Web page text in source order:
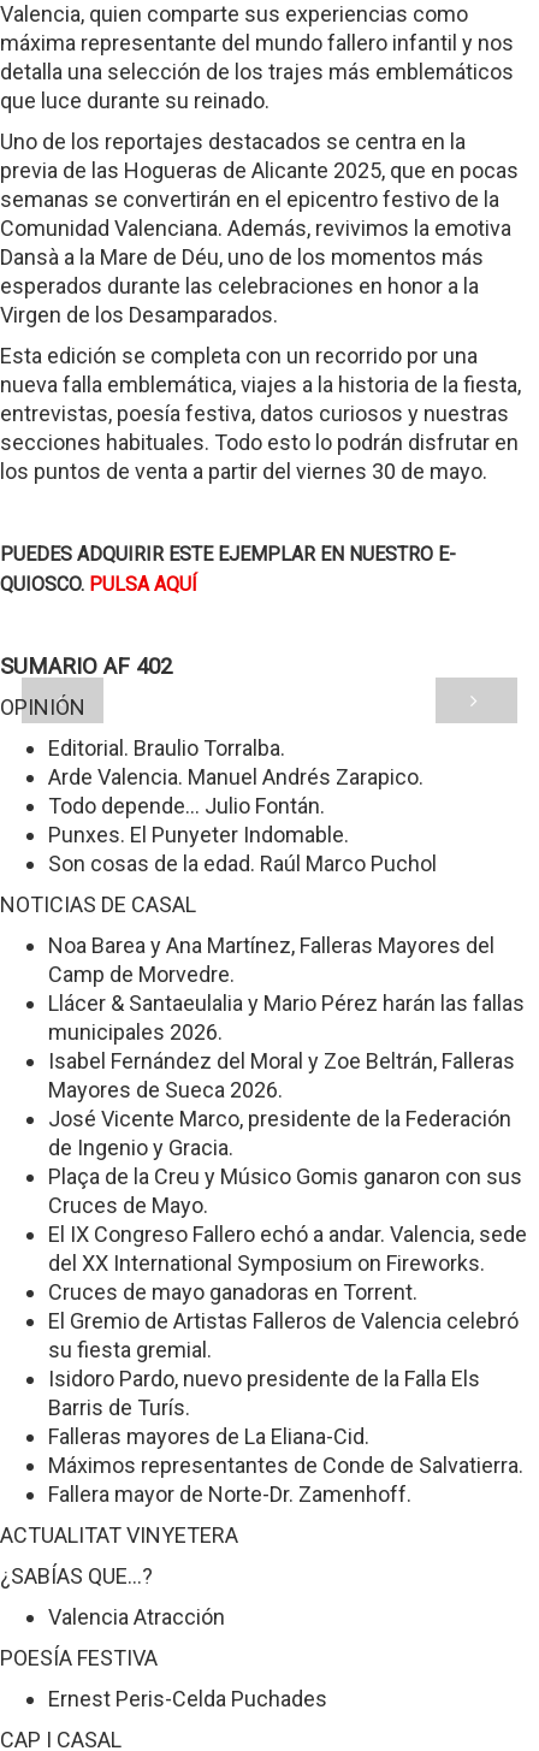
Valencia, quien comparte sus experiencias como
máxima representante del mundo fallero infantil y nos
detalla una selección de los trajes más emblemáticos
que luce durante su reinado.
Uno de los reportajes destacados se centra en la
previa de las Hogueras de Alicante 2025, que en pocas
semanas se convertirán en el epicentro festivo de la
Comunidad Valenciana. Además, revivimos la emotiva
Dansà a la Mare de Déu, uno de los momentos más
esperados durante las celebraciones en honor a la
Virgen de los Desamparados.
Esta edición se completa con un recorrido por una
nueva falla emblemática, viajes a la historia de la fiesta,
entrevistas, poesía festiva, datos curiosos y nuestras
secciones habituales. Todo esto lo podrán disfrutar en
los puntos de venta a partir del viernes 30 de mayo.
PUEDES ADQUIRIR ESTE EJEMPLAR EN NUESTRO E-
QUIOSCO. PULSA AQUÍ
SUMARIO AF 402
OPINIÓN
Editorial. Braulio Torralba.
Arde Valencia. Manuel Andrés Zarapico.
Todo depende... Julio Fontán.
Punxes. El Punyeter Indomable.
Son cosas de la edad. Raúl Marco Puchol
NOTICIAS DE CASAL
Noa Barea y Ana Martínez, Falleras Mayores del
Camp de Morvedre.
Llácer & Santaeulalia y Mario Pérez harán las fallas
municipales 2026.
Isabel Fernández del Moral y Zoe Beltrán, Falleras
Mayores de Sueca 2026.
José Vicente Marco, presidente de la Federación
de Ingenio y Gracia.
Plaça de la Creu y Músico Gomis ganaron con sus
Cruces de Mayo.
El IX Congreso Fallero echó a andar. Valencia, sede
del XX International Symposium on Fireworks.
Cruces de mayo ganadoras en Torrent.
El Gremio de Artistas Falleros de Valencia celebró
su fiesta gremial.
Isidoro Pardo, nuevo presidente de la Falla Els
Barris de Turís.
Falleras mayores de La Eliana-Cid.
Máximos representantes de Conde de Salvatierra.
Fallera mayor de Norte-Dr. Zamenhoff.
ACTUALITAT VINYETERA
¿SABÍAS QUE...?
Valencia Atracción
POESÍA FESTIVA
Ernest Peris-Celda Puchades
CAP I CASAL